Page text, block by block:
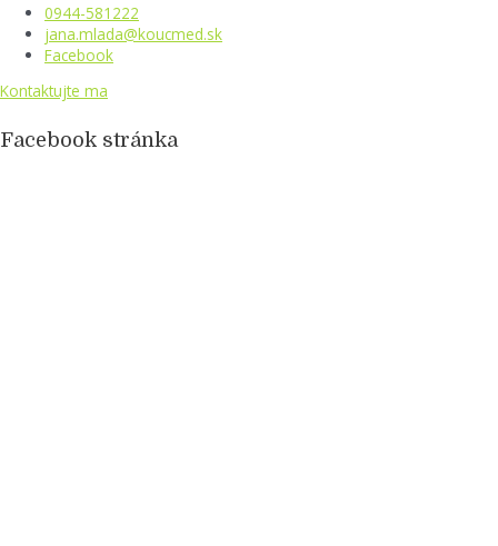
0944-581222
jana.mlada@koucmed.sk
Facebook
Kontaktujte ma
Facebook stránka